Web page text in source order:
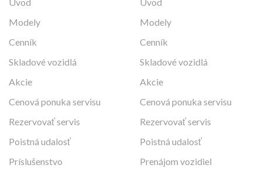
Úvod
Modely
Cenník
Skladové vozidlá
Akcie
Cenová ponuka servisu
Rezervovať servis
Poistná udalosť
Príslušenstvo
Úvod
Modely
Cenník
Skladové vozidlá
Akcie
Cenová ponuka servisu
Rezervovať servis
Poistná udalosť
Prenájom vozidiel